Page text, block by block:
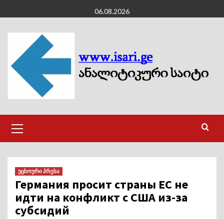
to
content
06.08.2026
Menu
უცხოური პრესა
Германия просит страны ЕС не
идти на конфликт с США из-за
субсидий